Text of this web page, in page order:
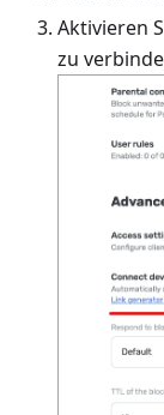
Aktivieren
zu